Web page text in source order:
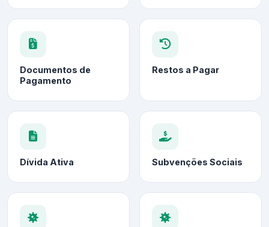
Documentos de
Pagamento
Restos a Pagar
Dívida Ativa Subvenções Sociais